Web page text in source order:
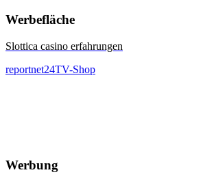
Werbefläche
Slottica casino erfahrungen
reportnet24TV-Shop
Werbung